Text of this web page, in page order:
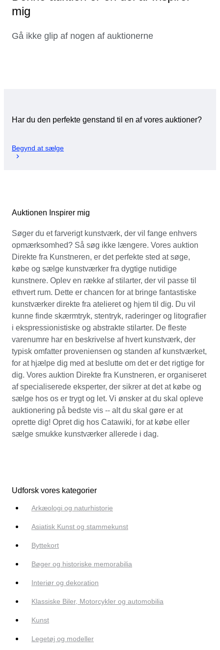
mig
Gå ikke glip af nogen af auktionerne
Har du den perfekte genstand til en af vores auktioner?
Begynd at sælge
Auktionen Inspirer mig
Søger du et farverigt kunstværk, der vil fange enhvers
opmærksomhed? Så søg ikke længere. Vores auktion
Direkte fra Kunstneren, er det perfekte sted at søge,
købe og sælge kunstværker fra dygtige nutidige
kunstnere. Oplev en række af stilarter, der vil passe til
ethvert rum. Dette er chancen for at bringe fantastiske
kunstværker direkte fra atelieret og hjem til dig. Du vil
kunne finde skærmtryk, stentryk, raderinger og litografier
i ekspressionistiske og abstrakte stilarter. De fleste
varenumre har en beskrivelse af hvert kunstværk, der
typisk omfatter proveniensen og standen af kunstværket,
for at hjælpe dig med at beslutte om det er det rigtige for
dig. Vores auktion Direkte fra Kunstneren, er organiseret
af specialiserede eksperter, der sikrer at det at købe og
sælge hos os er trygt og let. Vi ønsker at du skal opleve
auktionering på bedste vis -- alt du skal gøre er at
oprette dig! Opret dig hos Catawiki, for at købe eller
sælge smukke kunstværker allerede i dag.
Udforsk vores kategorier
Arkæologi og naturhistorie
Asiatisk Kunst og stammekunst
Byttekort
Bøger og historiske memorabilia
Interiør og dekoration
Klassiske Biler, Motorcykler og automobilia
Kunst
Legetøj og modeller